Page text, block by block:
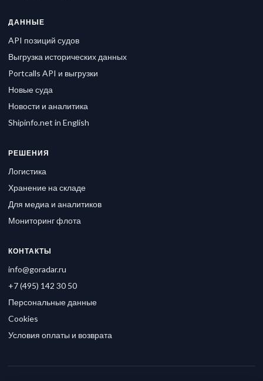
ДАННЫЕ
API позиций судов
Выгрузка исторических данных
Portcalls API и выгрузки
Новые суда
Новости и аналитика
Shipinfo.net in English
РЕШЕНИЯ
Логистика
Хранение на складе
Для медиа и аналитиков
Мониторинг флота
КОНТАКТЫ
info@goradar.ru
+7 (495) 142 30 50
Персональные данные
Cookies
Условия оплаты и возврата